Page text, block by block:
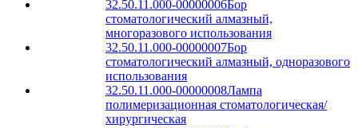
32.50.11.000-00000006Бор
стоматологический алмазный,
многоразового использования
32.50.11.000-00000007Бор
стоматологический алмазный, одноразового
использования
32.50.11.000-00000008Лампа
полимеризационная стоматологическая/
хирургическая